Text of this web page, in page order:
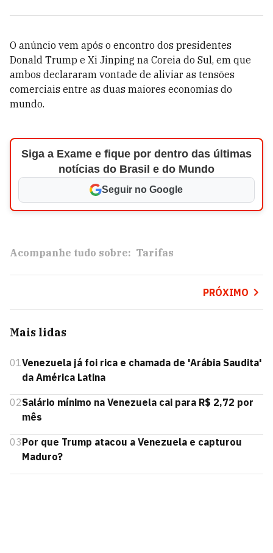
O anúncio vem após o encontro dos presidentes
Donald Trump e Xi Jinping na Coreia do Sul, em que
ambos declararam vontade de aliviar as tensões
comerciais entre as duas maiores economias do
mundo.
Siga a Exame e fique por dentro das últimas
notícias do Brasil e do Mundo
Seguir no Google
Acompanhe tudo sobre: Tarifas
PRÓXIMO
Mais lidas
01Venezuela já foi rica e chamada de 'Arábia Saudita'
da América Latina
02Salário mínimo na Venezuela cai para R$ 2,72 por
mês
03Por que Trump atacou a Venezuela e capturou
Maduro?